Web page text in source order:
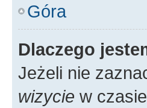
Góra
Dlaczego
Jeżeli nie
wizycie w